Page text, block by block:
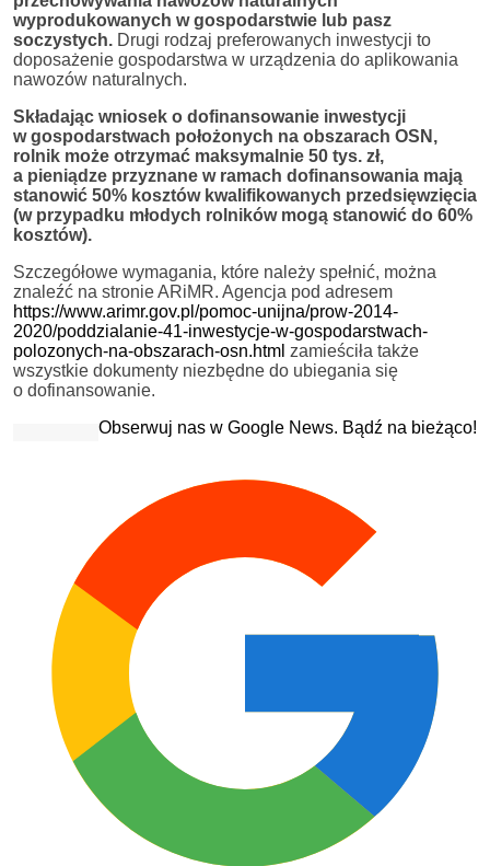
wyprodukowanych w gospodarstwie lub pasz
soczystych. Drugi rodzaj preferowanych inwestycji to
doposażenie gospodarstwa w urządzenia do aplikowania
nawozów naturalnych.
Składając wniosek o dofinansowanie inwestycji
w gospodarstwach położonych na obszarach OSN ,
rolnik może otrzymać maksymalnie 50 tys. zł,
a pieniądze przyznane w ramach dofinansowania mają
stanowić 50% kosztów kwalifikowanych przedsięwzięcia
(w przypadku młodych rolników mogą stanowić do 60%
kosztów).
Szczegółowe wymagania, które należy spełnić, można
znaleźć na stronie ARiMR. Agencja pod adresem
https://www.arimr.gov.pl/pomoc-unijna/prow-2014-
2020/poddzialanie-41-inwestycje-w-gospodarstwach-
polozonych-na-obszarach-osn.html zamieściła także
wszystkie dokumenty niezbędne do ubiegania się
o dofinansowanie.
Obserwuj nas w Google News. Bądź na bieżąco!